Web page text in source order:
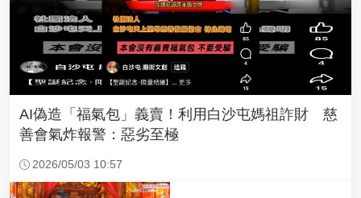
AI偽造「福氣包」義賣！利用白沙屯媽祖詐財 慈
善會氣炸報警：惡劣至極
2026/05/03 10:57